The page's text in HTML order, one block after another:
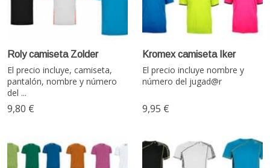
Roly camiseta Zolder
El precio incluye, camiseta,
pantalón, nombre y número
del ...
9,80 €
Kromex camiseta Iker
El precio incluye nombre y
número del jugad@r
9,95 €